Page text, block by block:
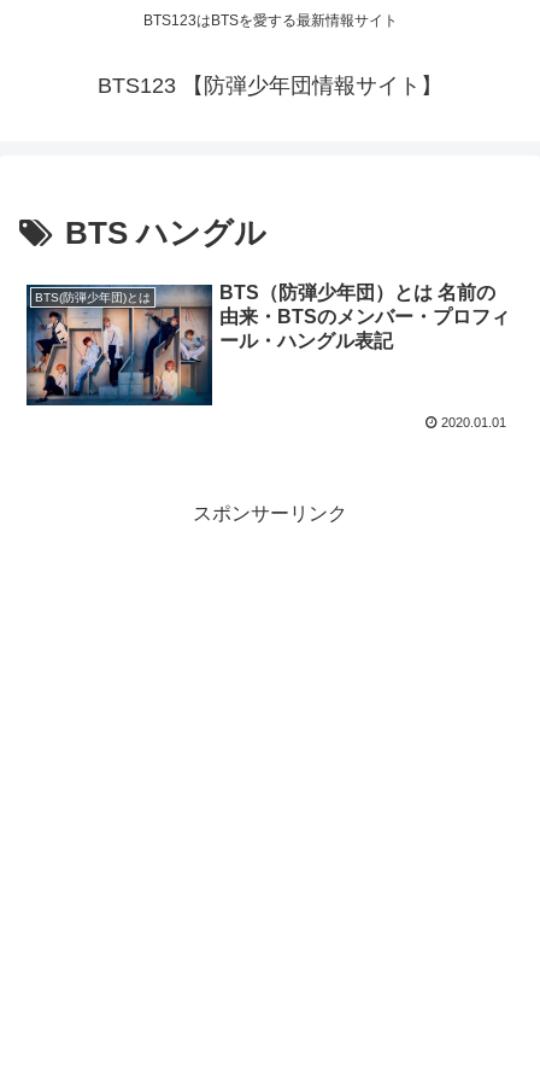
BTS123はBTSを愛する最新情報サイト
BTS123 【防弾少年団情報サイト】
BTS ハングル
BTS(防弾少年団)とは
BTS（防弾少年団）とは 名前の
由来・BTSのメンバー・プロフィ
ール・ハングル表記
2020.01.01
スポンサーリンク